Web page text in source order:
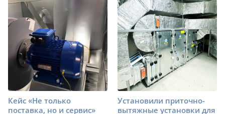
Кейс «Не только
поставка, но и сервис»
Установили приточно-
вытяжные установки для